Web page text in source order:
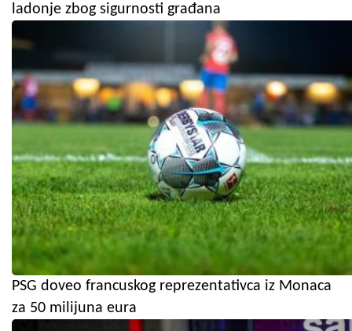
ladonje zbog sigurnosti građana
PSG doveo francuskog reprezentativca iz Monaca
za 50 milijuna eura